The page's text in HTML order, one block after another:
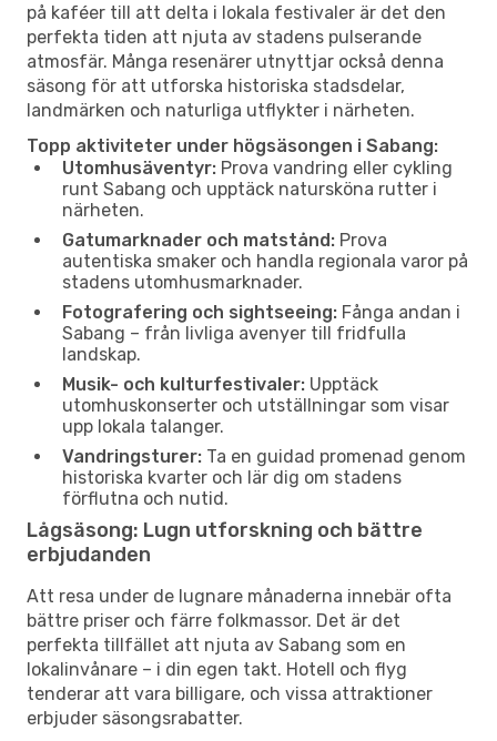
på kaféer till att delta i lokala festivaler är det den
perfekta tiden att njuta av stadens pulserande
atmosfär. Många resenärer utnyttjar också denna
säsong för att utforska historiska stadsdelar,
landmärken och naturliga utflykter i närheten.
Topp aktiviteter under högsäsongen i Sabang:
Utomhusäventyr: Prova vandring eller cykling
runt Sabang och upptäck natursköna rutter i
närheten.
Gatumarknader och matstånd: Prova
autentiska smaker och handla regionala varor på
stadens utomhusmarknader.
Fotografering och sightseeing: Fånga andan i
Sabang – från livliga avenyer till fridfulla
landskap.
Musik- och kulturfestivaler: Upptäck
utomhuskonserter och utställningar som visar
upp lokala talanger.
Vandringsturer: Ta en guidad promenad genom
historiska kvarter och lär dig om stadens
förflutna och nutid.
Lågsäsong: Lugn utforskning och bättre
erbjudanden
Att resa under de lugnare månaderna innebär ofta
bättre priser och färre folkmassor. Det är det
perfekta tillfället att njuta av Sabang som en
lokalinvånare – i din egen takt. Hotell och flyg
tenderar att vara billigare, och vissa attraktioner
erbjuder säsongsrabatter.